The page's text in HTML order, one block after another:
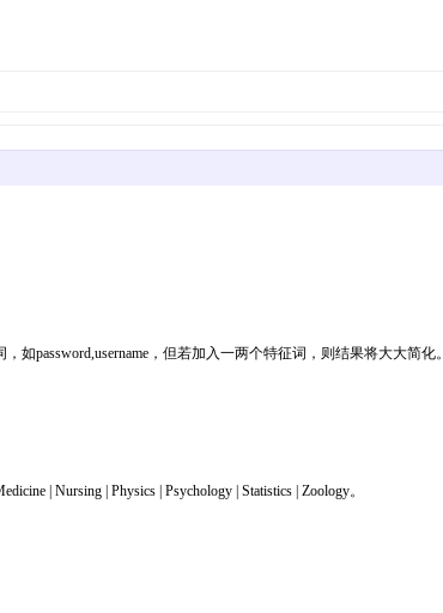
password,username，但若加入一两个特征词，则结果将大大简化。
| Nursing | Physics | Psychology | Statistics | Zoology。